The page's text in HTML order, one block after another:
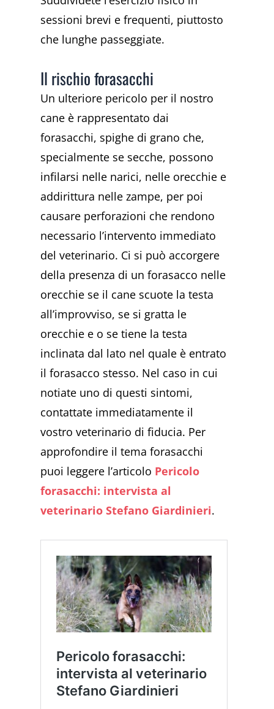
sessioni brevi e frequenti, piuttosto
che lunghe passeggiate.
Il rischio forasacchi
Un ulteriore pericolo per il nostro
cane è rappresentato dai
forasacchi, spighe di grano che,
specialmente se secche, possono
infilarsi nelle narici, nelle orecchie e
addirittura nelle zampe, per poi
causare perforazioni che rendono
necessario l’intervento immediato
del veterinario. Ci si può accorgere
della presenza di un forasacco nelle
orecchie se il cane scuote la testa
all’improvviso, se si gratta le
orecchie e o se tiene la testa
inclinata dal lato nel quale è entrato
il forasacco stesso. Nel caso in cui
notiate uno di questi sintomi,
contattate immediatamente il
vostro veterinario di fiducia. Per
approfondire il tema forasacchi
puoi leggere l’articolo Pericolo
forasacchi: intervista al
veterinario Stefano Giardinieri.